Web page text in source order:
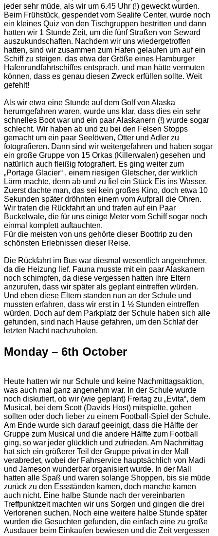
jeder sehr müde, als wir um 6.45 Uhr (!) geweckt wurden.
Beim Frühstück, gespendet vom Sealife Center, wurde noch
ein kleines Quiz von den Tischgruppen bestritten und dann
hatten wir 1 Stunde Zeit, um die fünf Straßen von Seward
auszukundschaften. Nachdem wir uns wiedergetroffen
hatten, sind wir zusammen zum Hafen gelaufen um auf ein
Schiff zu steigen, das etwa der Größe eines Hamburger
Hafenrundfahrtschiffes entsprach, und man hätte vermuten
können, dass es genau diesen Zweck erfüllen sollte. Weit
gefehlt!
Als wir etwa eine Stunde auf dem Golf von Alaska
herumgefahren waren, wurde uns klar, dass dies ein sehr
schnelles Boot war und ein paar Alaskanern (!) wurde sogar
schlecht. Wir haben ab und zu bei den Felsen Stopps
gemacht um ein paar Seelöwen, Otter und Adler zu
fotografieren. Dann sind wir weitergefahren und haben sogar
ein große Gruppe von 15 Orkas (Killerwalen) gesehen und
natürlich auch fleißig fotografiert. Es ging weiter zum
„Portage Glacier“ , einem riesigen Gletscher, der wirklich
Lärm machte, denn ab und zu fiel ein Stück Eis ins Wasser.
Zuerst dachte man, das sei kein großes Kino, doch etwa 10
Sekunden später dröhnten einem vom Aufprall die Ohren.
Wir traten die Rückfahrt an und trafen auf ein Paar
Buckelwale, die für uns einige Meter vom Schiff sogar noch
einmal komplett auftauchten.
Für die meisten von uns gehörte dieser Boottrip zu den
schönsten Erlebnissen dieser Reise.
Die Rückfahrt im Bus war diesmal wesentlich angenehmer,
da die Heizung lief. Fauna musste mit ein paar Alaskanern
noch schimpfen, da diese vergessen hatten ihre Eltern
anzurufen, dass wir später als geplant eintreffen würden.
Und eben diese Eltern standen nun an der Schule und
mussten erfahren, dass wir erst in 1 ½ Stunden eintreffen
würden. Doch auf dem Parkplatz der Schule haben sich alle
gefunden, sind nach Hause gefahren, um den Schlaf der
letzten Nacht nachzuholen.
Monday – 6th October
Heute hatten wir nur Schule und keine Nachmittagsaktion,
was auch mal ganz angenehm war. In der Schule wurde
noch diskutiert, ob wir (wie geplant) Freitag zu „Evita“, dem
Musical, bei dem Scott (Davids Host) mitspielte, gehen
sollten oder doch lieber zu einem Football-Spiel der Schule.
Am Ende wurde sich darauf geeinigt, dass die Hälfte der
Gruppe zum Musical und die andere Hälfte zum Football
ging, so war jeder glücklich und zufrieden. Am Nachmittag
hat sich ein größerer Teil der Gruppe privat in der Mall
verabredet, wobei der Fahrservice hauptsächlich von Madi
und Jameson wunderbar organisiert wurde. In der Mall
hatten alle Spaß und waren solange Shoppen, bis sie müde
zurück zu den Essständen kamen, doch manche kamen
auch nicht. Eine halbe Stunde nach der vereinbarten
Treffpunktzeit machten wir uns Sorgen und gingen die drei
Verlorenen suchen. Noch eine weitere halbe Stunde später
wurden die Gesuchten gefunden, die einfach eine zu große
Ausdauer beim Einkaufen bewiesen und die Zeit vergessen